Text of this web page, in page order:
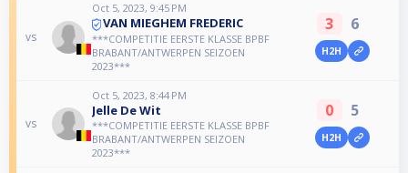
vs
Oct 5, 2023, 9:45 PM
VAN MIEGHEM FREDERIC
***COMPETITIE EERSTE KLASSE BPBF
BRABANT/ANTWERPEN SEIZOEN
2023***
3 6
H2H
vs
Oct 5, 2023, 8:44 PM
Jelle De Wit
***COMPETITIE EERSTE KLASSE BPBF
BRABANT/ANTWERPEN SEIZOEN
2023***
0 5
H2H